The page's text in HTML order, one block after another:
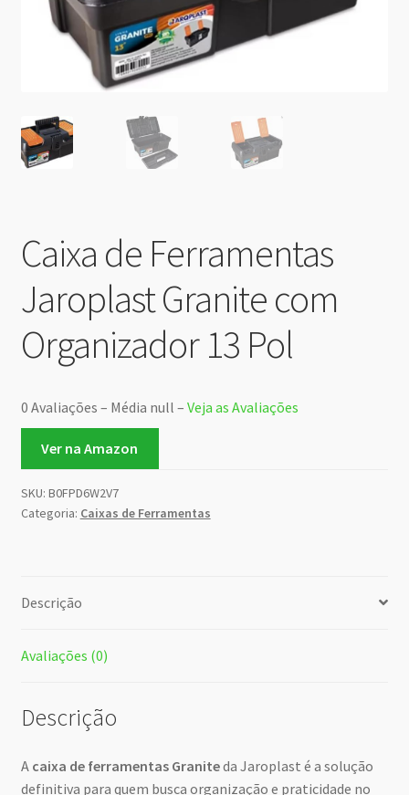
Caixa de Ferramentas
Jaroplast Granite com
Organizador 13 Pol
0 Avaliações – Média null – Veja as Avaliações
Ver na Amazon
SKU: B0FPD6W2V7
Categoria: Caixas de Ferramentas
Descrição
Avaliações (0)
Descrição
A caixa de ferramentas Graniteda Jaroplast é a solução
definitiva para quem busca organização e praticidade no